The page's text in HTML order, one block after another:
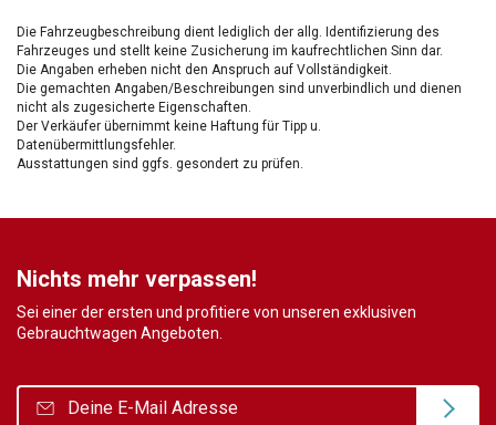
Die Fahrzeugbeschreibung dient lediglich der allg. Identifizierung des
Fahrzeuges und stellt keine Zusicherung im kaufrechtlichen Sinn dar.
Die Angaben erheben nicht den Anspruch auf Vollständigkeit.
Die gemachten Angaben/Beschreibungen sind unverbindlich und dienen
nicht als zugesicherte Eigenschaften.
Der Verkäufer übernimmt keine Haftung für Tipp u.
Datenübermittlungsfehler.
Ausstattungen sind ggfs. gesondert zu prüfen.
Nichts mehr verpassen!
Sei einer der ersten und profitiere von unseren exklusiven
Gebrauchtwagen Angeboten.